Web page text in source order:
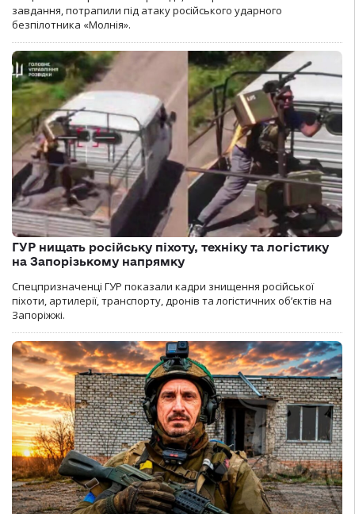
завдання, потрапили під атаку російського ударного
безпілотника «Молнія».
ГУР нищать російську піхоту, техніку та логістику
на Запорізькому напрямку
Спецпризначенці ГУР показали кадри знищення російської
піхоти, артилерії, транспорту, дронів та логістичних об’єктів на
Запоріжжі.